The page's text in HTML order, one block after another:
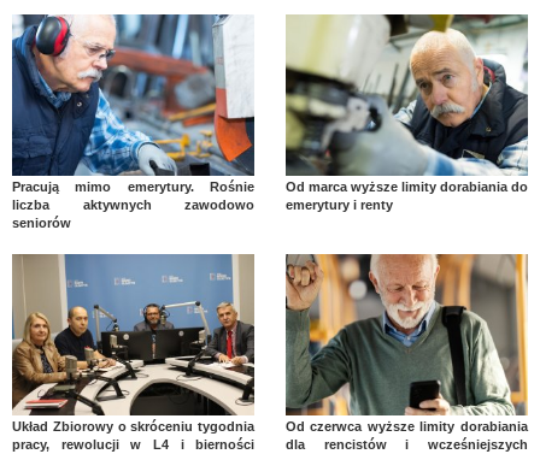
Pracują mimo emerytury. Rośnie
liczba aktywnych zawodowo
seniorów
Od marca wyższe limity dorabiania do
emerytury i renty
Układ Zbiorowy o skróceniu tygodnia
pracy, rewolucji w L4 i bierności
Od czerwca wyższe limity dorabiania
dla rencistów i wcześniejszych